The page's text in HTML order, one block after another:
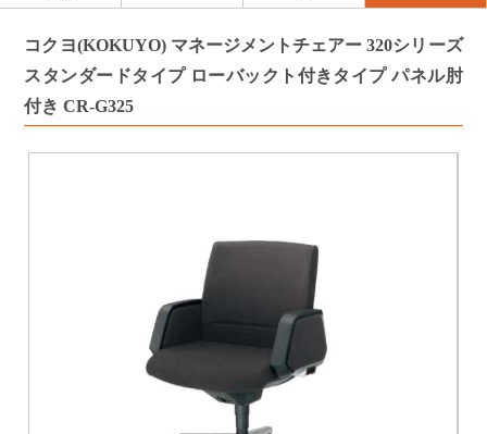
コクヨ(KOKUYO) マネージメントチェアー 320シリーズ
スタンダードタイプ ローバックト付きタイプ パネル肘
付き CR-G325